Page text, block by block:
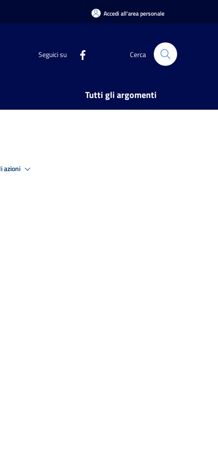
Accedi all'area personale
Seguici su Cerca
Tutti gli argomenti
azioni